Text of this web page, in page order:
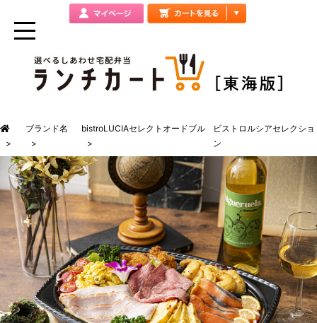
ブランド名 bistroLUCIAセレクトオードブル
ビストロルシアセレクショ
ン